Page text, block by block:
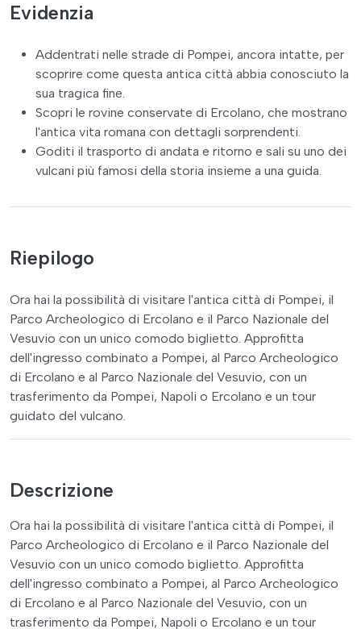
Evidenzia
Addentrati nelle strade di Pompei, ancora intatte, per
scoprire come questa antica città abbia conosciuto la
sua tragica fine.
Scopri le rovine conservate di Ercolano, che mostrano
l'antica vita romana con dettagli sorprendenti.
Goditi il trasporto di andata e ritorno e sali su uno dei
vulcani più famosi della storia insieme a una guida.
Riepilogo
Ora hai la possibilità di visitare l'antica città di Pompei, il
Parco Archeologico di Ercolano e il Parco Nazionale del
Vesuvio con un unico comodo biglietto. Approfitta
dell'ingresso combinato a Pompei, al Parco Archeologico
di Ercolano e al Parco Nazionale del Vesuvio, con un
trasferimento da Pompei, Napoli o Ercolano e un tour
guidato del vulcano.
Descrizione
Ora hai la possibilità di visitare l'antica città di Pompei, il
Parco Archeologico di Ercolano e il Parco Nazionale del
Vesuvio con un unico comodo biglietto. Approfitta
dell'ingresso combinato a Pompei, al Parco Archeologico
di Ercolano e al Parco Nazionale del Vesuvio, con un
trasferimento da Pompei, Napoli o Ercolano e un tour